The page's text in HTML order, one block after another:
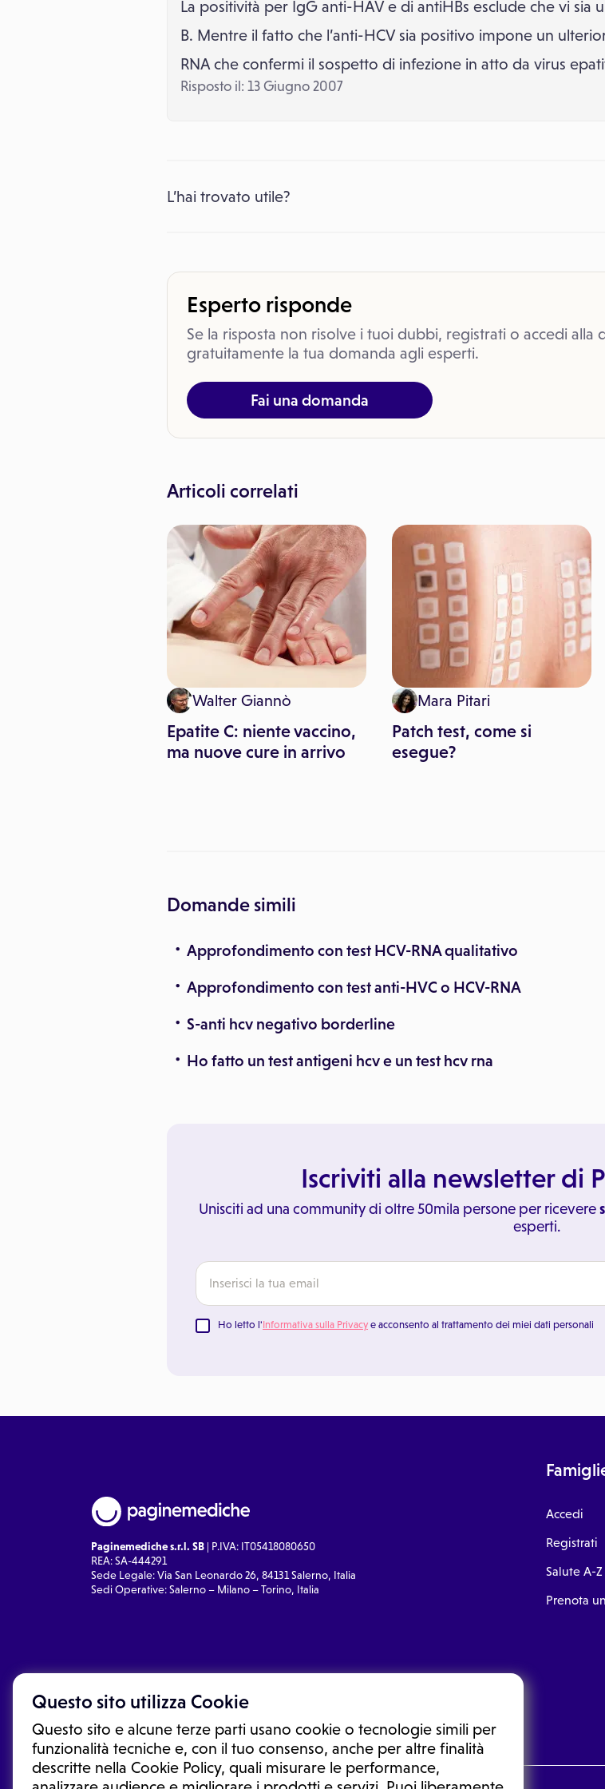
Questo sito utilizza Cookie
Questo sito e alcune terze parti usano cookie o tecnologie simili per
funzionalità tecniche e, con il tuo consenso, anche per altre finalità
descritte nella Cookie Policy, quali misurare le performance,
La positività per IgG anti-HAV e di antiHBs esclude che vi
B. Mentre il fatto che l’anti-HCV sia positivo impone un
RNA che confermi il sospetto di infezione in atto da virus
Risposto il: 13 Giugno 2007
L’hai trovato utile?
Esperto risponde
Se la risposta non risolve i tuoi dubbi, registrati o accedi alla
gratuitamente la tua domanda agli esperti.
Fai una domanda
Articoli correlati
Walter Giannò
Epatite C: niente vaccino,
ma nuove cure in arrivo
Mara Pitari
Patch test, come si
esegue?
Domande simili
Approfondimento con test HCV-RNA qualitativo
Approfondimento con test anti-HVC o HCV-RNA
S-anti hcv negativo borderline
Ho fatto un test antigeni hcv e un test hcv rna
Iscriviti alla newsletter di
Unisciti ad una community di oltre 50mila persone per ricevere
esperti.
Ho letto l'Informativa sulla Privacy e acconsento al trattamento dei miei dati personali
Paginemediche s.r.l. SB | P.IVA: IT05418080650
REA: SA-444291
Sede Legale: Via San Leonardo 26, 84131 Salerno, Italia
Sedi Operative: Salerno – Milano – Torino, Italia
Accedi
Registrati
Salute A-Z
Prenota